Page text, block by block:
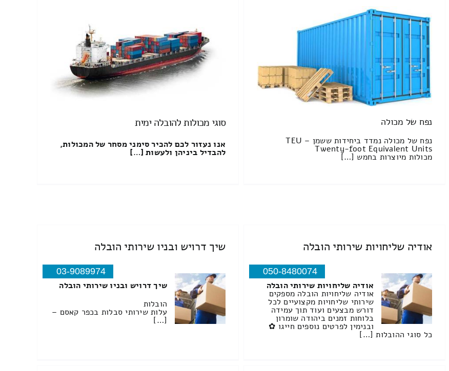
נפח של מכולה
נפח של מכולה נמדד ביחידות ששמן TEU –
Twenty-foot Equivalent Units
מכולות מיוצרות בחמש […]
סוגי מכולות להובלה ימית
אנו נעזור לכם להכיר סימני מסחר של המכולות,
להבדיל ביניהן ולעשות […]
אודיה שליחויות שירותי הובלה
050-8480074
אודיה שליחויות שירותי הובלה
אודיה שליחויות הובלה מספקים
שירותי שליחויות מקצועיים לכל
דורש מבצעים ועוד תוך עמידה
בלוחות זמנים ביהודה שומרון
ובנימין לפרטים נוספים חייגו ✿
כל סוגי ההובלות […]
שיך דרויש ובניו שירותי הובלה
03-9089974
שיך דרויש ובניו שירותי הובלה
הובלות
עלות שירותי סבלות בכפר קאסם –
[…]